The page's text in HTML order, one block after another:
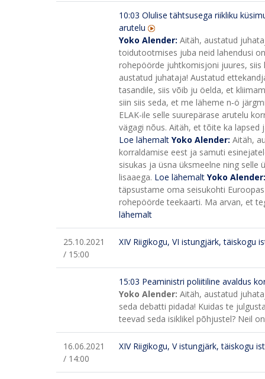
10:03 Olulise tähtsusega riikliku
arutelu
Yoko Alender: Aitäh, austatud
toidutootmises juba neid lahendusi
rohepöörde juhtkomisjoni juures,
austatud juhataja! Austatud
tasandile, siis võib ju öelda, et
siin siis seda, et me läheme n‑ö
ELAK-ile selle suurepärase arutelu
vägagi nõus. Aitäh, et tõite ka lapsed
Loe lähemalt Yoko Alender: Aitäh,
korraldamise eest ja samuti
sisukas ja üsna üksmeelne ning selle
lisaaega. Loe lähemalt Yoko
täpsustame oma seisukohti
rohepöörde teekaarti. Ma arvan, et
lähemalt
25.10.2021
/ 15:00
XIV Riigikogu, VI istungjärk, täiskogu
15:03 Peaministri poliitiline avaldus
Yoko Alender: Aitäh, austatud
seda debatti pidada! Kuidas te
teevad seda isiklikel põhjustel? Neil
16.06.2021
/ 14:00
XIV Riigikogu, V istungjärk, täiskogu